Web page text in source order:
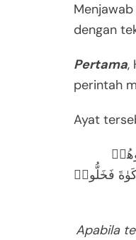
dengan
Pertama,
perintah
Ayat
فَخَلُّوا۟
Apabila